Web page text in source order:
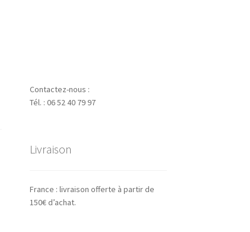
Contactez-nous :
Tél. : 06 52 40 79 97
Livraison
France : livraison offerte à partir de
150€ d’achat.